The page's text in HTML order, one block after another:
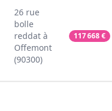
26 rue
bolle
reddat à
Offemont
(90300)
117 668€